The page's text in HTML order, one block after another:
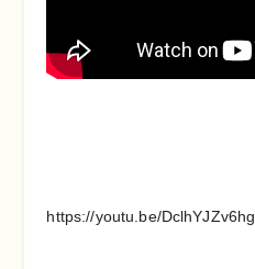
https://youtu.be/DclhYJZv6hg